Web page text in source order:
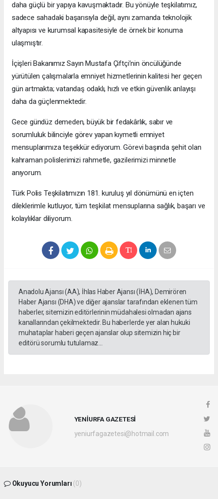
daha güçlü bir yapıya kavuşmaktadır. Bu yönüyle teşkilatımız,
sadece sahadaki başarısıyla değil, aynı zamanda teknolojik
altyapısı ve kurumsal kapasitesiyle de örnek bir konuma
ulaşmıştır.
İçişleri Bakanımız Sayın Mustafa Çiftçi’nin öncülüğünde
yürütülen çalışmalarla emniyet hizmetlerinin kalitesi her geçen
gün artmakta; vatandaş odaklı, hızlı ve etkin güvenlik anlayışı
daha da güçlenmektedir.
Gece gündüz demeden, büyük bir fedakârlık, sabır ve
sorumluluk bilinciyle görev yapan kıymetli emniyet
mensuplarımıza teşekkür ediyorum. Görevi başında şehit olan
kahraman polislerimizi rahmetle, gazilerimizi minnetle
anıyorum.
Türk Polis Teşkilatımızın 181. kuruluş yıl dönümünü en içten
dileklerimle kutluyor, tüm teşkilat mensuplarına sağlık, başarı ve
kolaylıklar diliyorum.
Anadolu Ajansı (AA), İhlas Haber Ajansı (İHA), Demirören
Haber Ajansı (DHA) ve diğer ajanslar tarafından eklenen tüm
haberler, sitemizin editörlerinin müdahalesi olmadan ajans
kanallarından çekilmektedir. Bu haberlerde yer alan hukuki
muhataplar haberi geçen ajanslar olup sitemizin hiç bir
editörü sorumlu tutulamaz...
YENİURFA GAZETESİ
yeniurfagazetesi@hotmail.com
Okuyucu Yorumları (0)